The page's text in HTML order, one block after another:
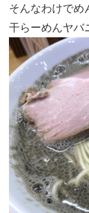
そんなわけでめ
干らーめんヤバ